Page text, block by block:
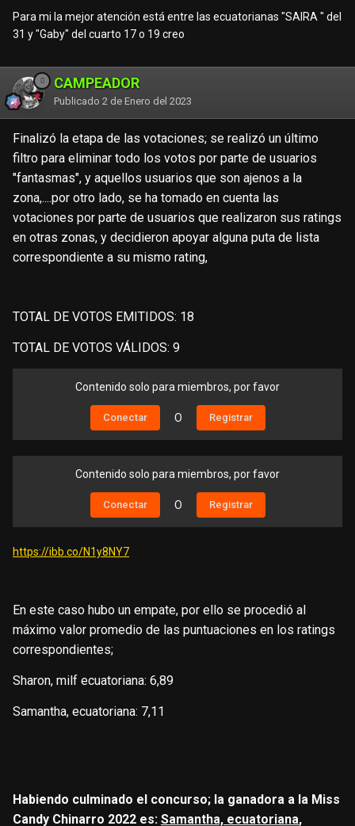
Para mi la mejor atención está entre las ecuatorianas "SAIRA " del
31 y "Gaby" del cuarto 17 o 19 creo
CAMPEADOR
Publicado 2 de Enero del 2023
Finalizó la etapa de las votaciones; se realizó un último
filtro para eliminar todo los votos por parte de usuarios
"fantasmas", y aquellos usuarios que son ajenos a la
zona,....por otro lado, se ha tomado en cuenta las
votaciones por parte de usuarios que realizaron sus ratings
en otras zonas, y decidieron apoyar alguna puta de lista
correspondiente a su mismo rating,
TOTAL DE VOTOS EMITIDOS: 18
TOTAL DE VOTOS VÁLIDOS: 9
Contenido solo para miembros, por favor
Conectar O Registrar
Contenido solo para miembros, por favor
Conectar O Registrar
https://ibb.co/N1y8NY7
En este caso hubo un empate, por ello se procedió al
máximo valor promedio de las puntuaciones en los ratings
correspondientes;
Sharon, milf ecuatoriana: 6,89
Samantha, ecuatoriana: 7,11
Habiendo culminado el concurso; la ganadora a la Miss
Candy Chinarro 2022 es: Samantha, ecuatoriana,